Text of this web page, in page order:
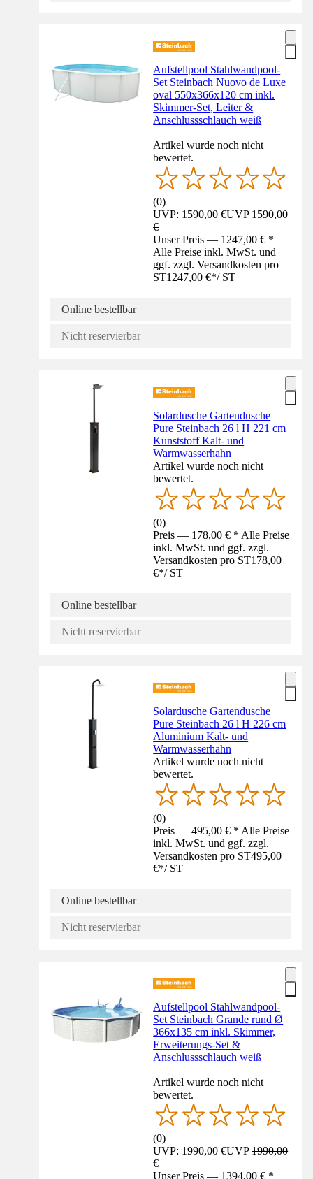
Aufstellpool Stahlwandpool-
Set Steinbach Nuovo de Luxe
oval 550x366x120 cm inkl.
Skimmer-Set, Leiter &
Anschlussschlauch weiß
Artikel wurde noch nicht
bewertet.
(0)
UVP: 1590,00 €UVP1590,00
€
Unser Preis — 1247,00 € *
Alle Preise inkl. MwSt. und
ggf. zzgl. Versandkosten pro
ST1247,00 €*/ ST
Online bestellbar
Nicht reservierbar
Solardusche Gartendusche
Pure Steinbach 26 l H 221 cm
Kunststoff Kalt- und
Warmwasserhahn
Artikel wurde noch nicht
bewertet.
(0)
Preis — 178,00 € * Alle Preise
inkl. MwSt. und ggf. zzgl.
Versandkosten pro ST178,00
€*/ ST
Online bestellbar
Nicht reservierbar
Solardusche Gartendusche
Pure Steinbach 26 l H 226 cm
Aluminium Kalt- und
Warmwasserhahn
Artikel wurde noch nicht
bewertet.
(0)
Preis — 495,00 € * Alle Preise
inkl. MwSt. und ggf. zzgl.
Versandkosten pro ST495,00
€*/ ST
Online bestellbar
Nicht reservierbar
Aufstellpool Stahlwandpool-
Set Steinbach Grande rund Ø
366x135 cm inkl. Skimmer,
Erweiterungs-Set &
Anschlussschlauch weiß
Artikel wurde noch nicht
bewertet.
(0)
UVP: 1990,00 €UVP1990,00
€
Unser Preis — 1394,00 € *